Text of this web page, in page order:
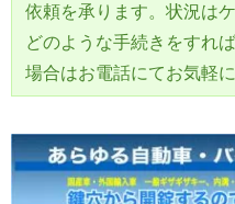
依頼を承ります。状況は
どのような手続きをすれ
場合はお電話にてお気軽